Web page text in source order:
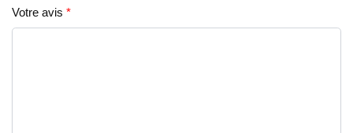
Votre avis *